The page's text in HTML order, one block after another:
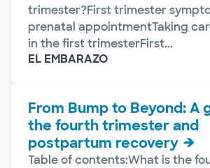
trimester?First trimester
prenatal appointmentTaking
in the first trimesterFirst...
EL EMBARAZO
From Bump to Beyond: A
the fourth trimester and
postpartum recovery
Table of contents:What is the